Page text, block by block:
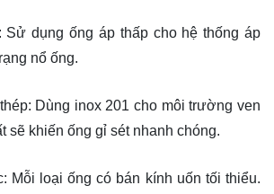
Sử dụng ống áp thấp cho hệ thống áp
nổ ống.
Dùng inox 201 cho môi trường ven
sẽ khiến ống gỉ sét nhanh chóng.
Mỗi loại ống có bán kính uốn tối thiểu.